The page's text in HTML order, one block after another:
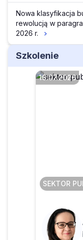
Nowa klasyfikacja
rewolucją w
2026 r.
Szkolenie
16.07.2026
SEKTOR